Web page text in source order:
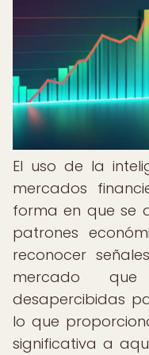
El uso de la
mercados
forma en que se
patrones
reconocer
mercado
desapercibidas
lo que
significativa a